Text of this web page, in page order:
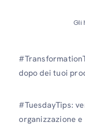
Gli
dopo dei tuoi
#TuesdayTips:
organizzazione